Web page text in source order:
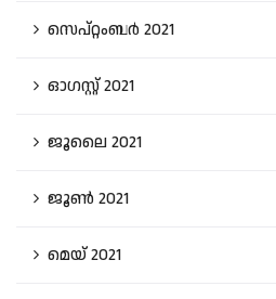
സെപ്റ്റംബർ 2021
ഓഗസ്റ്റ്‌ 2021
ജൂലൈ 2021
ജൂൺ 2021
മെയ്‌ 2021